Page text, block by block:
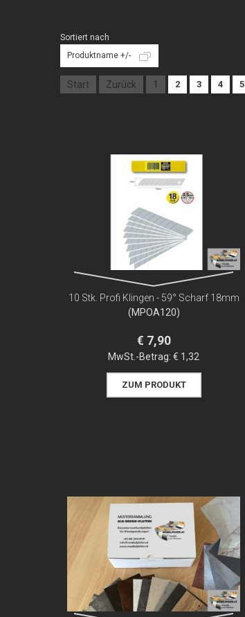
Sortiert nach
Produktname +/-
Start Zurück 1 2 3 4 5
10 Stk. Profi Klingen - 59° Scharf 18mm
(MPOA120)
€ 7,90
MwSt.-Betrag: € 1,32
ZUM PRODUKT